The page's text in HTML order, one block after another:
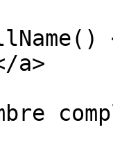
a>